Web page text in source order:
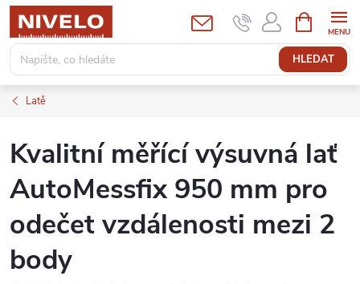
Přejít
obsah
HLEDAT
NÁKUPNÍ
KOŠÍK
Latě
Kvalitní měřící výsuvná lať
AutoMessfix 950 mm pro
odečet vzdálenosti mezi 2
body